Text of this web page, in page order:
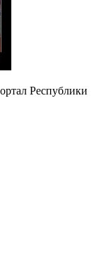
Республики